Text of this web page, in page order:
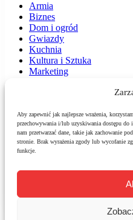
Aby zapewnić jak najlepsze wrażenia,
przechowywania i/lub uzyskiwania dostępu
nam przetwarzać dane, takie jak zachowanie
stronie. Brak wyrażenia zgody lub wycofanie
funkcje.
Armia
Biznes
Dom i ogród
Gwiazdy
Kuchnia
Kultura i Sztuka
Marketing
Podróże
Polityka
Sport
Środowisko
Technologie